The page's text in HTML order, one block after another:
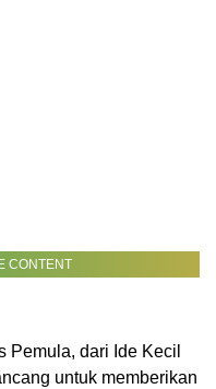
CONTENT
Pemula, dari Ide Kecil
untuk memberikan